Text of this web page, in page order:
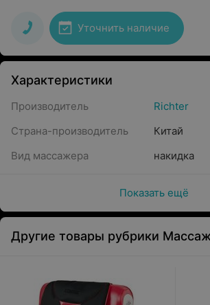
Уточнить наличие
Характеристики
Производитель
Richter
Страна-производитель
Китай
Вид массажера
накидка
Показать ещё
Другие товары рубрики